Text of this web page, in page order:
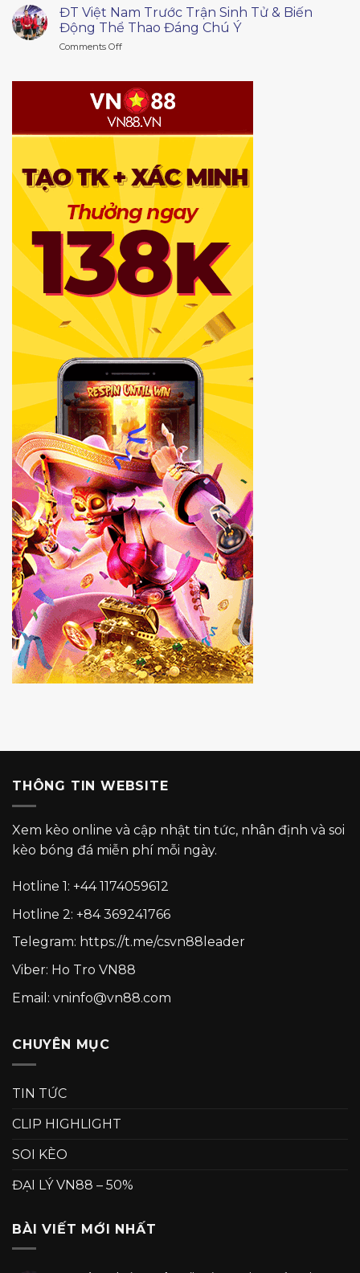
Trận
Cuối
Bản
Duy
Nhất
Để
Qua
Khe
Cửa
Hẹp
Kết
ĐT Việt Nam Trước Trận Sinh Tử & Biến
Động Thể Thao Đáng Chú Ý
Comments Offon
Nam
Trước
Trận
Sinh
Tử
Biến
Động
Thao
Đáng
Chú
THÔNG TIN WEBSITE
Xem kèo online và cập nhật tin tức, nhân định và soi
kèo bóng đá miễn phí mỗi ngày.
Hotline 1: +44 1174059612
Hotline 2: +84 369241766
Telegram: https://t.me/csvn88leader
Viber: Ho Tro VN88
Email: vninfo@vn88.com
CHUYÊN MỤC
TIN TỨC
CLIP HIGHLIGHT
SOI KÈO
ĐẠI LÝ VN88 – 50%
BÀI VIẾT MỚI NHẤT